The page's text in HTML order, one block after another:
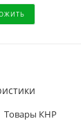
Товары КНР